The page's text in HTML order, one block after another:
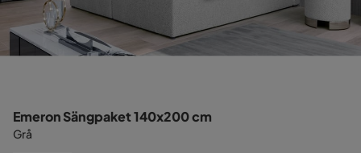
Emeron Sängpaket 140x200 cm
Grå